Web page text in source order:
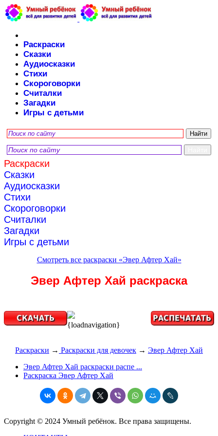
Раскраски
Сказки
Аудиосказки
Стихи
Скороговорки
Считалки
Загадки
Игры с детьми
Раскраски
Сказки
Аудиосказки
Стихи
Скороговорки
Считалки
Загадки
Игры с детьми
Смотреть все раскраски «Эвер Афтер Хай»
Эвер Афтер Хай раскраска
{loadnavigation}
Раскраски → Раскраски для девочек → Эвер Афтер Хай
Эвер Афтер Хай раскраски распе ...
Раскраска Эвер Афтер Хай
Copyright © 2024 Умный ребёнок. Все права защищены.